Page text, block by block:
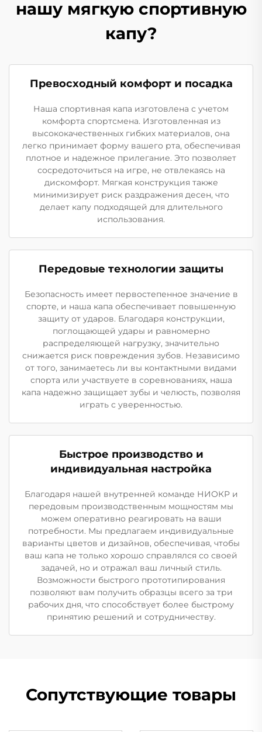
нашу мягкую спортивную
капу?
Превосходный комфорт и посадка
Наша спортивная капа изготовлена с учетом
комфорта спортсмена. Изготовленная из
высококачественных гибких материалов, она
легко принимает форму вашего рта, обеспечивая
плотное и надежное прилегание. Это позволяет
сосредоточиться на игре, не отвлекаясь на
дискомфорт. Мягкая конструкция также
минимизирует риск раздражения десен, что
делает капу подходящей для длительного
использования.
Передовые технологии защиты
Безопасность имеет первостепенное значение в
спорте, и наша капа обеспечивает повышенную
защиту от ударов. Благодаря конструкции,
поглощающей удары и равномерно
распределяющей нагрузку, значительно
снижается риск повреждения зубов. Независимо
от того, занимаетесь ли вы контактными видами
спорта или участвуете в соревнованиях, наша
капа надежно защищает зубы и челюсть, позволяя
играть с уверенностью.
Быстрое производство и
индивидуальная настройка
Благодаря нашей внутренней команде НИОКР и
передовым производственным мощностям мы
можем оперативно реагировать на ваши
потребности. Мы предлагаем индивидуальные
варианты цветов и дизайнов, обеспечивая, чтобы
ваш капа не только хорошо справлялся со своей
задачей, но и отражал ваш личный стиль.
Возможности быстрого прототипирования
позволяют вам получить образцы всего за три
рабочих дня, что способствует более быстрому
принятию решений и сотрудничеству.
Сопутствующие товары